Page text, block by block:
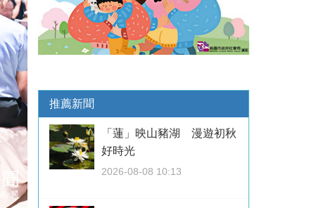
推薦新聞
「蓮」映山豬湖 漫遊初秋
好時光
2026-08-08 10:13